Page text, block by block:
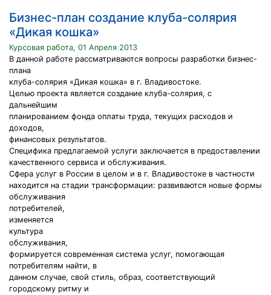
Бизнес-план создание клуба-солярия
«Дикая кошка»
Курсовая работа, 01 Апреля 2013
В данной работе рассматриваются вопросы разработки бизнес-
плана
клуба-солярия «Дикая кошка» в г. Владивостоке.
Целью проекта является создание клуба-солярия, с
дальнейшим
планированием фонда оплаты труда, текущих расходов и
доходов,
финансовых результатов.
Специфика предлагаемой услуги заключается в предоставлении
качественного сервиса и обслуживания.
Сфера услуг в России в целом и в г. Владивостоке в частности
находится на стадии трансформации: развиваются новые формы
обслуживания
потребителей,
изменяется
культура
обслуживания,
формируется современная система услуг, помогающая
потребителям найти, в
данном случае, свой стиль, образ, соответствующий
городскому ритму и